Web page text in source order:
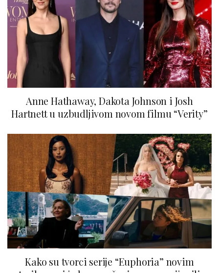
Anne Hathaway, Dakota Johnson i Josh
Hartnett u uzbudljivom novom filmu “Verity”
Kako su tvorci serije “Euphoria” novim